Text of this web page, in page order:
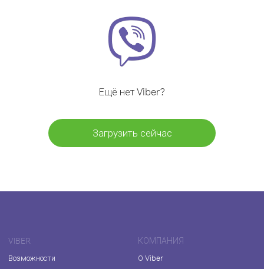
Ещё нет Viber?
Загрузить сейчас
VIBER
Возможности
КОМПАНИЯ
О Viber